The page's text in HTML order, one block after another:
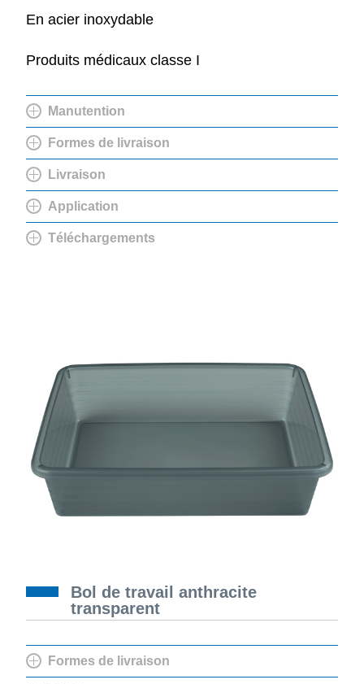
En acier inoxydable
Produits médicaux classe I
Manutention
Formes de livraison
Livraison
Application
Téléchargements
Bol de travail anthracite
transparent
Formes de livraison